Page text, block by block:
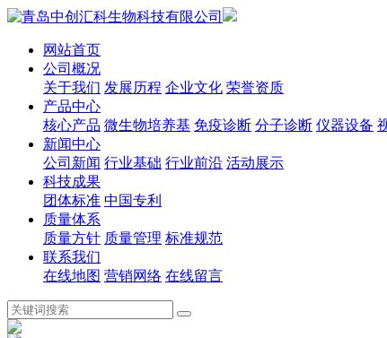
网站首页
公司概况
关于我们 发展历程 企业文化 荣誉资质
产品中心
核心产品 微生物培养基 免疫诊断 分子诊断 仪器设备
新闻中心
公司新闻 行业基础 行业前沿 活动展示
科技成果
团体标准 中国专利
质量体系
质量方针 质量管理 标准规范
联系我们
在线地图 营销网络 在线留言